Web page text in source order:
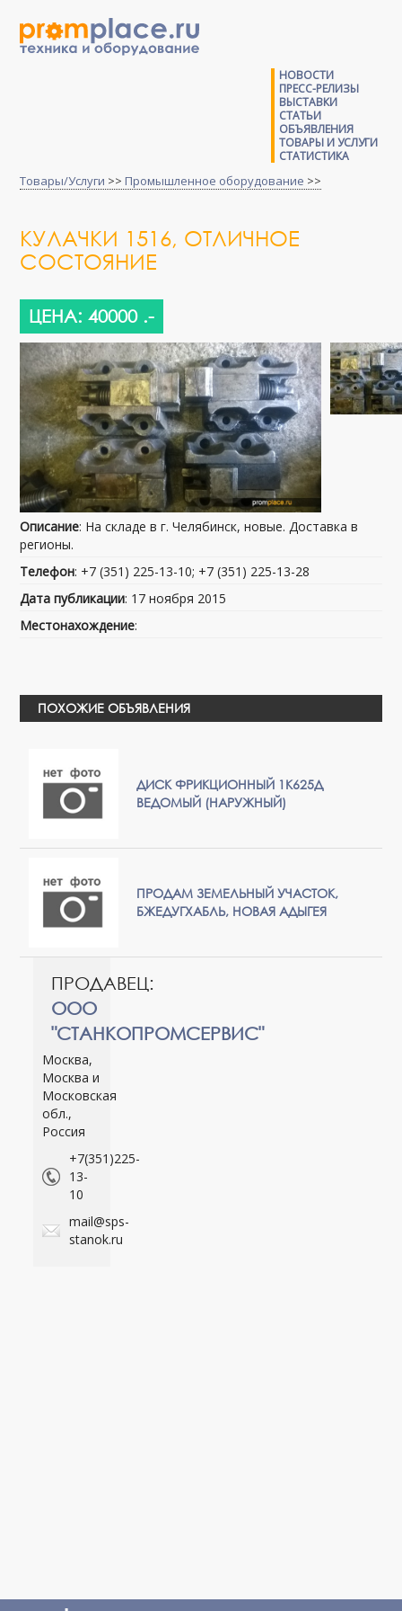
НОВОСТИ
ПРЕСС-РЕЛИЗЫ
ВЫСТАВКИ
СТАТЬИ
ОБЪЯВЛЕНИЯ
ТОВАРЫ И УСЛУГИ
СТАТИСТИКА
Товары/Услуги >> Промышленное оборудование >>
КУЛАЧКИ 1516, ОТЛИЧНОЕ
СОСТОЯНИЕ
ЦЕНА: 40000 .-
Описание: На складе в г. Челябинск, новые. Доставка в
регионы.
Телефон: +7 (351) 225-13-10; +7 (351) 225-13-28
Дата публикации: 17 ноября 2015
Местонахождение:
ПОХОЖИЕ ОБЪЯВЛЕНИЯ
ДИСК ФРИКЦИОННЫЙ 1К625Д
ВЕДОМЫЙ (НАРУЖНЫЙ)
ПРОДАМ ЗЕМЕЛЬНЫЙ УЧАСТОК,
БЖЕДУГХАБЛЬ, НОВАЯ АДЫГЕЯ
ПРОДАВЕЦ:
ООО
"СТАНКОПРОМСЕРВИС"
Москва,
Москва и
Московская
обл.,
Россия
+7(351)225-
13-
10
mail@sps-
stanok.ru